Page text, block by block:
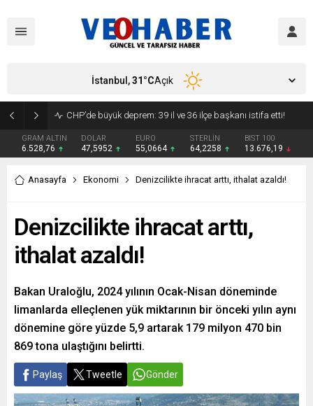
GRAM ALTIN
6.528,76
DOLAR
47,5952
EURO
55,0664
STERLİN
64,2258
BIST 100
13.676,19
İstanbul,31°CAçık
Anasayfa Ekonomi Denizcilikte ihracat arttı, ithalat azaldı!
Denizcilikte ihracat arttı,
ithalat azaldı!
Bakan Uraloğlu, 2024 yılının Ocak-Nisan döneminde
limanlarda elleçlenen yük miktarının bir önceki yılın aynı
dönemine göre yüzde 5,9 artarak 179 milyon 470 bin
869 tona ulaştığını belirtti.
Paylaş Tweetle Gönder